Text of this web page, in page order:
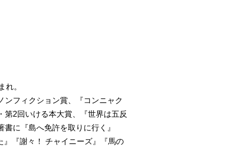
れ。
ンフィクション賞、『コンニャク
第2回いける本大賞、『世界は五反
に『島へ免許を取りに行く』
』『謝々！ チャイニーズ』『馬の